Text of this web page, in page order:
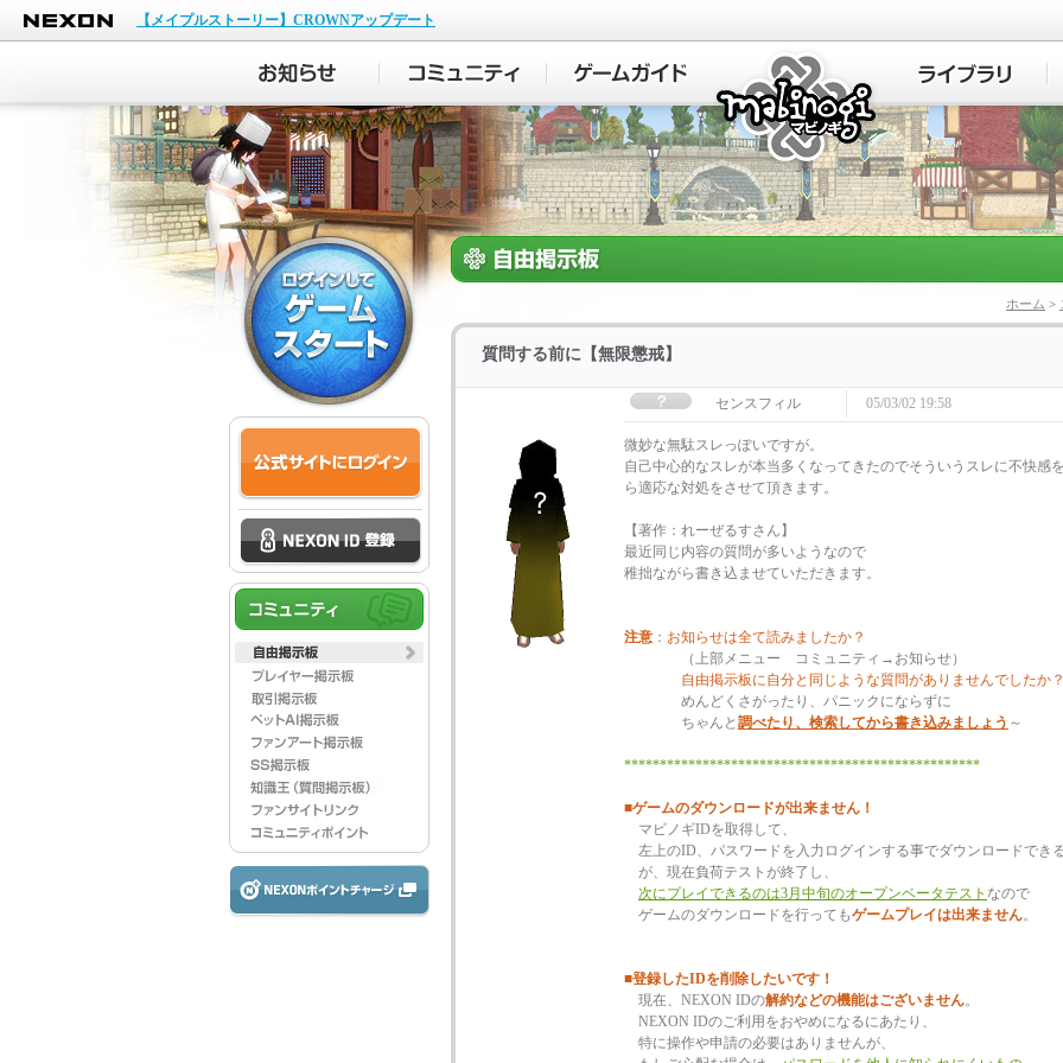
NEXON
【メイプルストーリー】CROWNアップデート
マビノギ
ホーム >
質問する前に【無限懲戒】
センスフィル 05/03/02 19:58
微妙な無駄スレっぽいですが。
自己中心的なスレが本当多くなってきたのでそういうスレに不快感
ら適応な対処をさせて頂きます。
【著作：れーぜるすさん】
最近同じ内容の質問が多いようなので
稚拙ながら書き込ませていただきます。
注意 ： お知らせは全て読みましたか ？
（上部メニュー コミュニティ→お知らせ）
自由掲示板に自分と同じような質問がありませんでしたか？
めんどくさがったり、パニックにならずに
ちゃんと 調べたり、検索してから書き込みましょう ～
**************************************************
■ゲームのダウンロードが出来ません！
マビノギIDを取得して、
左上のID、パスワードを入力ログインする事でダウンロードでき
が、現在負荷テストが終了し、
次にプレイできるのは3月中旬のオープンベータテスト なので
ゲームのダウンロードを行ってもゲームプレイは出来ません。
■登録したIDを削除したいです！
現在、NEXON IDの解約などの機能はございません。
NEXON IDのご利用をおやめになるにあたり、
特に操作や申請の必要はありませんが、